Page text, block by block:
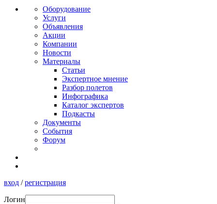
Оборудование
Услуги
Объявления
Акции
Компании
Новости
Материалы
Статьи
Экспертное мнение
Разбор полетов
Инфографика
Каталог экспертов
Подкасты
Документы
События
Форум
вход /регистрация
Логин